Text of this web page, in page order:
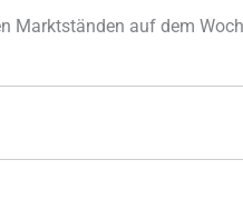
Marktständen auf dem